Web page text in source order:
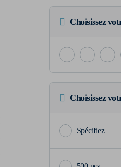
Choisissez
Choisissez